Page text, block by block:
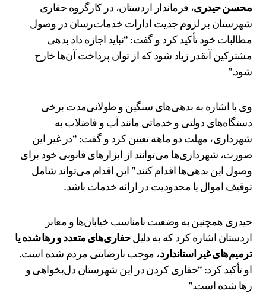
محسن حیدری، فرماندار اردستان، در کارگروه حفاری
شهرستان بر لزوم جدیت ادارات خدمات‌رسان در وصول
مطالبات خود تأکید کرد و گفت: “نباید اجازه داد بدهی
مشترکین آنقدر زیاد شود که از توان پرداخت آن‌ها خارج
شود.”
وی با اشاره به بدهی‌های سنگین و طولانی‌مدت برخی
دستگاه‌های دولتی و خدماتی مانند آب و فاضلاب به
شهرداری، مهلت دو ماهه تعیین کرد و گفت: “در غیر این
صورت، شهرداری‌ها می‌توانند از ابزارهای قانونی خود برای
وصول این بدهی‌ها اقدام کنند.” این اقدام می‌تواند شامل
توقیف اموال یا محدودیت در ارائه خدمات باشد.
حیدری همچنین به وضعیت نامناسب خیابان‌ها و معابر
اردستان اشاره کرد که به دلیلحفاری‌های متعدد و رها شده یا
ترمیم‌های غیر استاندارد، موجب نارضایتی مردم شده است.
او تأکید کرد: “حفاری کردن در این شهرستان دل‌بخواهی و
رها شده است.”